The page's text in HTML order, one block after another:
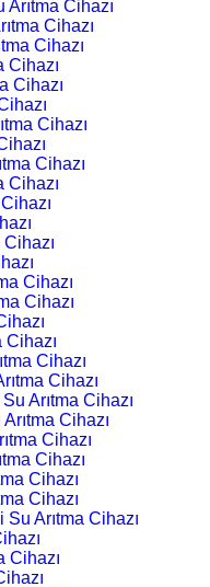
Cihazı
Cihazı
Cihazı
Cihazı
Cihazı
Cihazı
Cihazı
Cihazı
Cihazı
Cihazı
Cihazı
Cihazı
Cihazı
Arıtma Cihazı
Cihazı
Cihazı
Cihazı
Cihazı
Cihazı
Arıtma Cihazı
Cihazı